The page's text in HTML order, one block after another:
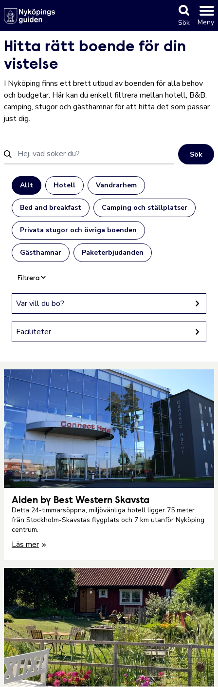
Sök Meny
Hitta rätt boende för din
vistelse
I Nyköping finns ett brett utbud av boenden för alla behov
och budgetar. Här kan du enkelt filtrera mellan hotell, B&B,
camping, stugor och gästhamnar för att hitta det som passar
just dig.
Sök
Allt Hotell Vandrarhem
Bed and breakfast Camping och ställplatser
Privata stugor och övriga boenden
Gästhamnar Paketerbjudanden
Filtrera
Var vill du bo?
Faciliteter
Aiden by Best Western Skavsta
Detta 24-timmarsöppna, miljövänliga hotell ligger 75 meter
från Stockholm-Skavstas flygplats och 7 km utanför Nyköping
centrum.
Läs mer